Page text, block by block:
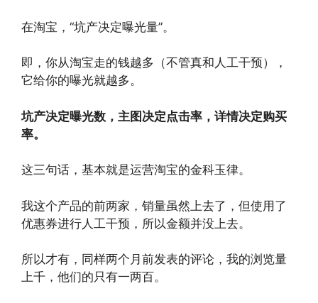
在淘宝，“坑产决定曝光量”。
即，你从淘宝走的钱越多（不管真和人工干预），
它给你的曝光就越多。
坑产决定曝光数，主图决定点击率，详情决定购买
率。
这三句话，基本就是运营淘宝的金科玉律。
我这个产品的前两家，销量虽然上去了，但使用了
优惠券进行人工干预，所以金额并没上去。
所以才有，同样两个月前发表的评论，我的浏览量
上千，他们的只有一两百。